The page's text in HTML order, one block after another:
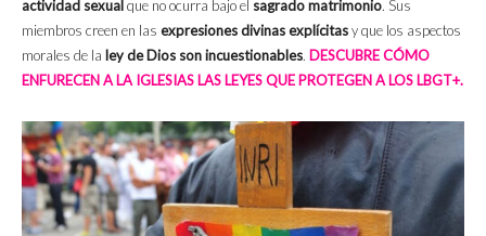
actividad sexualque no ocurra bajo el sagrado matrimonio. Sus
miembros creen en las expresiones divinas explícitasy que los aspectos
morales de la ley de Dios son incuestionables. DESCUBRE CÓMO
ENFURECEN A LA IGLESIAS LAS LEYES QUE PROTEGEN A LOS LBGT+.